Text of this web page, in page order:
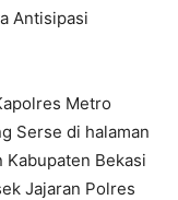
Antisipasi
Metro
Serse di halaman
Kabupaten Bekasi
Jajaran Polres